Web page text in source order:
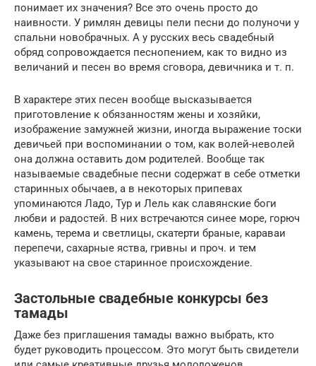
понимает их значения? Все это очень просто до
наивности. У римлян девицы пели песни до полуночи у
спальни новобрачных. А у русских весь свадебный
обряд сопровождается песнопением, как то видно из
величаний и песен во время сговора, девичника и т. п.
В характере этих песен вообще высказывается
приготовление к обязанностям жены и хозяйки,
изображение замужней жизни, иногда выражение тоски
девичьей при воспоминании о том, как волей-неволей
она должна оставить дом родителей. Вообще так
называемые свадебные песни содержат в себе отметки
старинных обычаев, а в некоторых припевах
упоминаются Ладо, Тур и Лель как славянские боги
любви и радостей. В них встречаются синее море, горюч
камень, терема и светлицы, скатерти браные, караваи
перепечи, сахарные яства, гривны и проч. и тем
указывают на свое старинное происхождение.
Застольные свадебные конкурсы без
тамады
Даже без приглашения тамады важно выбрать, кто
будет руководить процессом. Это могут быть свидетели